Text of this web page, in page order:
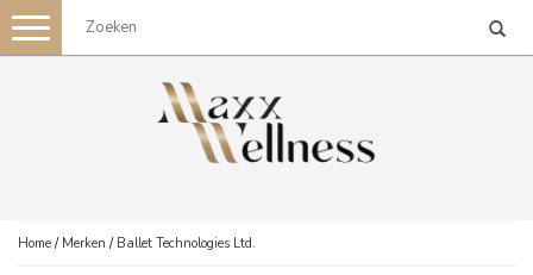
Toggle
navigation
Home / Merken / Ballet Technologies Ltd.